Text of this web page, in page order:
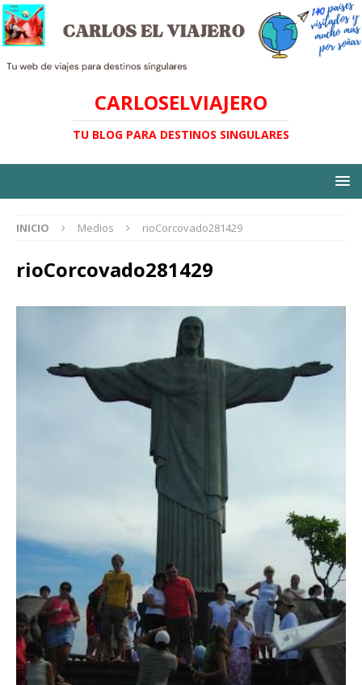
CARLOSELVIAJERO
TU BLOG PARA DESTINOS SINGULARES
INICIO Medios rioCorcovado281429
rioCorcovado281429